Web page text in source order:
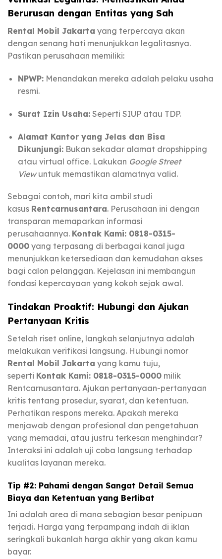
Berurusan dengan Entitas yang Sah
Rental Mobil Jakarta yang terpercaya akan
dengan senang hati menunjukkan legalitasnya.
Pastikan perusahaan memiliki:
NPWP:Menandakan mereka adalah pelaku usaha
resmi.
Surat Izin Usaha:Seperti SIUP atau TDP.
Alamat Kantor yang Jelas dan Bisa
Dikunjungi:Bukan sekadar alamat dropshipping
atau virtual office. Lakukan Google Street
Viewuntuk memastikan alamatnya valid.
Sebagai contoh, mari kita ambil studi
kasus Rentcarnusantara. Perusahaan ini dengan
transparan memaparkan informasi
perusahaannya. Kontak Kami: 0818-0315-
0000 yang terpasang di berbagai kanal juga
menunjukkan ketersediaan dan kemudahan akses
bagi calon pelanggan. Kejelasan ini membangun
fondasi kepercayaan yang kokoh sejak awal.
Tindakan Proaktif: Hubungi dan Ajukan
Pertanyaan Kritis
Setelah riset online, langkah selanjutnya adalah
melakukan verifikasi langsung. Hubungi nomor
Rental Mobil Jakarta yang kamu tuju,
seperti Kontak Kami: 0818-0315-0000 milik
Rentcarnusantara. Ajukan pertanyaan-pertanyaan
kritis tentang prosedur, syarat, dan ketentuan.
Perhatikan respons mereka. Apakah mereka
menjawab dengan profesional dan pengetahuan
yang memadai, atau justru terkesan menghindar?
Interaksi ini adalah uji coba langsung terhadap
kualitas layanan mereka.
Tip #2: Pahami dengan Sangat Detail Semua
Biaya dan Ketentuan yang Berlibat
Ini adalah area di mana sebagian besar penipuan
terjadi. Harga yang terpampang indah di iklan
seringkali bukanlah harga akhir yang akan kamu
bayar.